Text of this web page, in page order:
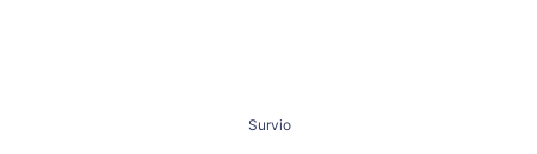
Survio